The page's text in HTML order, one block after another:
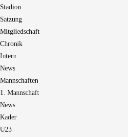
Stadion
Satzung
Mitgliedschaft
Chronik
Intern
News
Mannschaften
1. Mannschaft
News
Kader
U23